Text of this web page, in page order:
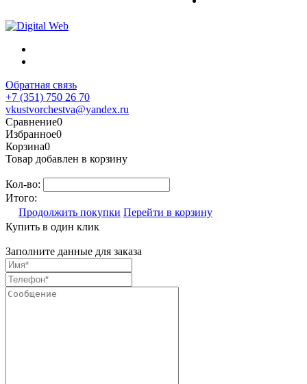
Обратная связь
+7 (351) 750 26 70
vkustvorchestva@yandex.ru
Сравнение0
Избранное0
Корзина0
Товар добавлен в корзину
Кол-во:
Итого:
Продолжить покупки Перейти в корзину
Купить в один клик
Заполните данные для заказа